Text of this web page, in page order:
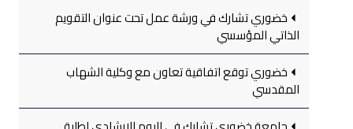
خضوري تشارك في ورشة عمل تحت عنوان التقويم
الذاتي المؤسسي
خضوري توقع اتفاقية تعاون مع وكلية الشهاب
المقدسي